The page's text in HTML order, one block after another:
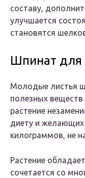
составу,
улучшается
становятся
Шпинат для
Молодые листья
полезных
растение
диету и желающих
килограммов, не
Растение
сочетается со